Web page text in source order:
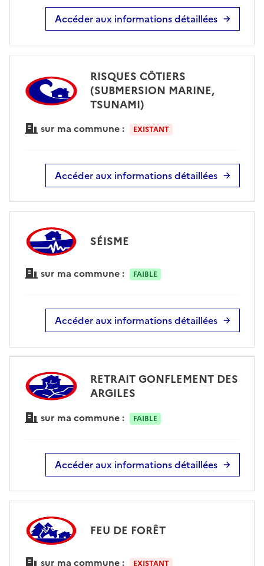
Accéder aux informations détaillées
RISQUES CÔTIERS
(SUBMERSION MARINE,
TSUNAMI)
sur ma commune : EXISTANT
Accéder aux informations détaillées
SÉISME
sur ma commune : FAIBLE
Accéder aux informations détaillées
RETRAIT GONFLEMENT DES
ARGILES
sur ma commune : FAIBLE
Accéder aux informations détaillées
FEU DE FORÊT
sur ma commune : EXISTANT